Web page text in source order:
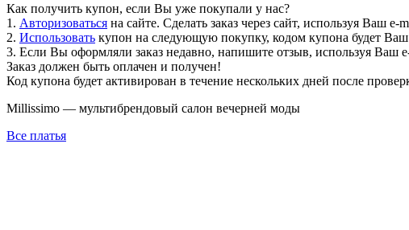
Как получить купон, если Вы уже покупали у нас?
1. Авторизоваться на сайте. Сделать заказ через сайт, используя Ваш e-
2. Использовать купон на следующую покупку, кодом купона будет Ваш
3. Если Вы оформляли заказ недавно, напишите отзыв, используя Ваш
Заказ должен быть оплачен и получен!
Код купона будет активирован в течение нескольких дней после
Millissimo — мультибрендовый салон вечерней моды
Все платья